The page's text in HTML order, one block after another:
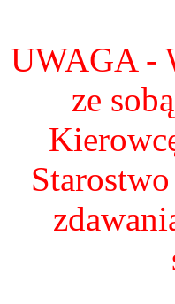
UWAGA -
ze